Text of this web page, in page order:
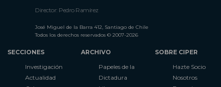
Director: Pedro Ramírez
José Miguel de la Barra 412, Santiago de Chile
Todos los derechos reservados © 2007-2026
SECCIONES
Investigación
Actualidad
ARCHIVO
Papeles de la
Dictadura
SOBRE CIPER
Hazte Socio
Nosotros